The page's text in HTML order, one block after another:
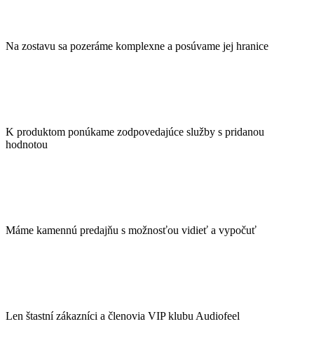
Na zostavu sa pozeráme komplexne a posúvame jej hranice
K produktom ponúkame zodpovedajúce služby s pridanou
hodnotou
Máme kamennú predajňu s možnosťou vidieť a vypočuť
Len štastní zákazníci a členovia VIP klubu Audiofeel